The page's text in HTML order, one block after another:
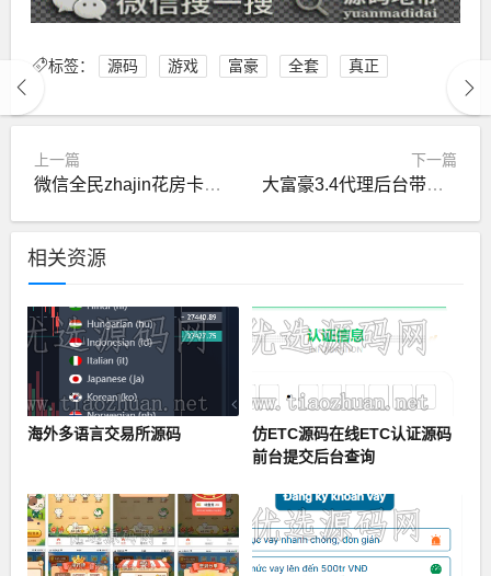
标签： 源码 游戏 富豪 全套 真正
上一篇
微信全民zhajin花房卡版游戏全套
下一篇
大富豪3.4代理后台带控制完美三网通运营版
相关资源
海外多语言交易所源码
仿ETC源码在线ETC认证源码
前台提交后台查询